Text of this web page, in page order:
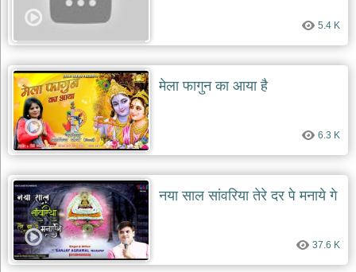
भजन
khatu
bhajans
रानी
सती
दादी
भजन
rani
sati
dadi
बावा
लाल
दयाल
भजन
bawa
lal
5.4 K
मेला फागुन का आया है
6.3 K
नया साल सांवरिया तेरे दर पे मनाये गे
37.6 K